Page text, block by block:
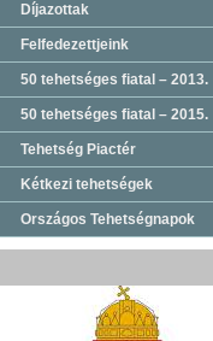
Díjazottak
Felfedezettjeink
50 tehetséges fiatal – 2013.
50 tehetséges fiatal – 2015.
Tehetség Piactér
Kétkezi tehetségek
Országos Tehetségnapok